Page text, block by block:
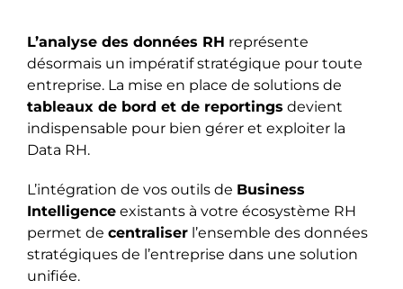
L’analyse des données RH représente
désormais un impératif stratégique pour toute
entreprise. La mise en place de solutions de
tableaux de bord et de reportings devient
indispensable pour bien gérer et exploiter la
Data RH.
L’intégration de vos outils de Business
Intelligence existants à votre écosystème RH
permet de centraliser l’ensemble des données
stratégiques de l’entreprise dans une solution
unifiée.